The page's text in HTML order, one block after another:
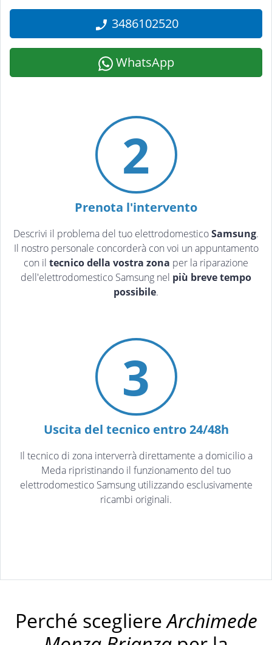
3486102520
WhatsApp
2
Prenota l'intervento
Descrivi il problema del tuo elettrodomesticoSamsung.
Il nostro personale concorderà con voi un appuntamento
con il tecnico della vostra zona per la riparazione
dell'elettrodomestico Samsung nel più breve tempo
possibile.
3
Uscita del tecnico entro 24/48h
Il tecnico di zona interverrà direttamente a domicilio a
Meda ripristinando il funzionamento del tuo
elettrodomestico Samsung utilizzando esclusivamente
ricambi originali.
Perché scegliereArchimede